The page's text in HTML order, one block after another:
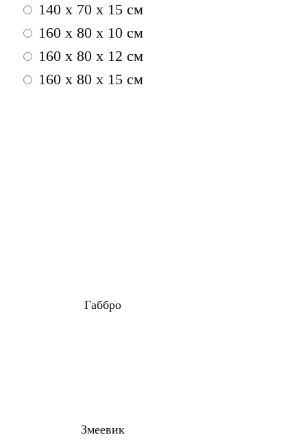
140 x 70 x 15 см
160 x 80 x 10 см
160 x 80 x 12 см
160 x 80 x 15 см
Габбро
Змеевик